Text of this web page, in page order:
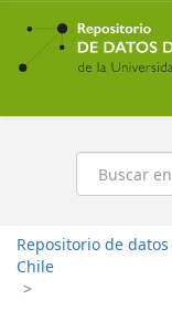
Ir
contenido
principal
Buscar
Repositorio de
Chile
>